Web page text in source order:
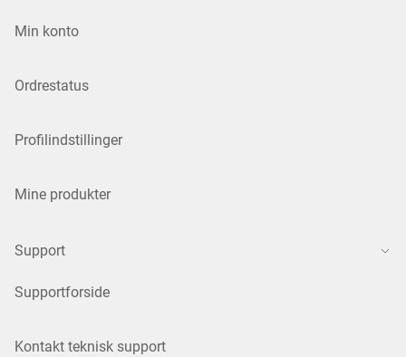
Min konto
Ordrestatus
Profilindstillinger
Mine produkter
Support
Supportforside
Kontakt teknisk support